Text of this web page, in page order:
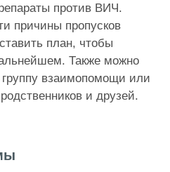
против ВИЧ.
причины пропусков
план, чтобы
Также можно
группу взаимопомощи или
и друзей.